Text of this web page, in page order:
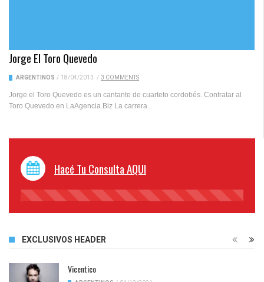
Jorge El Toro Quevedo
ARGENTINOS / 18/04/2013 / 3 COMMENTS
Jorge el Toro Quevedo es un cantante de cuarteto cordobés. Contratar al
Toro Quevedo en LaAgencia.Biz La carrera...
Hacé Tu Consulta AQUI
45%
EXCLUSIVOS HEADER
Vicentico